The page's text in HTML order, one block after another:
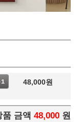
48,000원
품 금액 48,000 원